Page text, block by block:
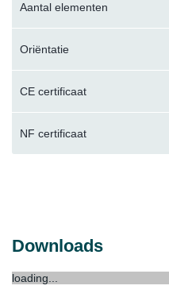
Aantal elementen
Oriëntatie
CE certificaat
NF certificaat
Downloads
loading...